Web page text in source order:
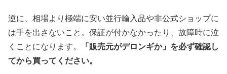
逆に、相場より極端に安い並行輸入品や非公式ショップに
は手を出さないこと。保証が付かなかったり、故障時に泣
くことになります。
「販売元がデロンギか」を必ず確認し
てから買ってください。